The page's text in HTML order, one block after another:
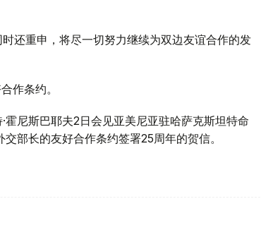
还重申，将尽一切努力继续为双边友谊合作的发
作条约。
霍尼斯巴耶夫2日会见亚美尼亚驻哈萨克斯坦特命
部长的友好合作条约签署25周年的贺信。